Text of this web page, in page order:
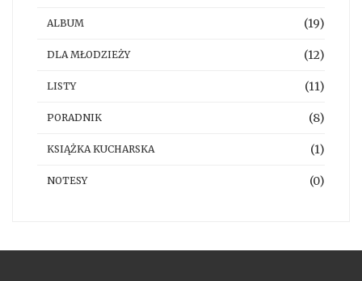
ALBUM (19)
DLA MŁODZIEŻY (12)
LISTY (11)
PORADNIK (8)
KSIĄŻKA KUCHARSKA (1)
NOTESY (0)